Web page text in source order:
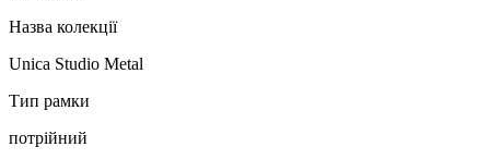
Назва колекції
Unica Studio Metal
Тип рамки
потрійний